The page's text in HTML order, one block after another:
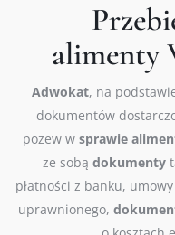
alimenty
Adwokat, na
dokumentów
pozew w sprawie
ze sobą dokumenty
płatności z banku,
uprawnionego,